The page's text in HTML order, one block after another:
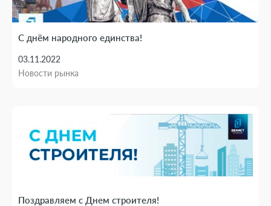
С днём народного единства!
03.11.2022
Новости рынка
Поздравляем с Днем строителя!